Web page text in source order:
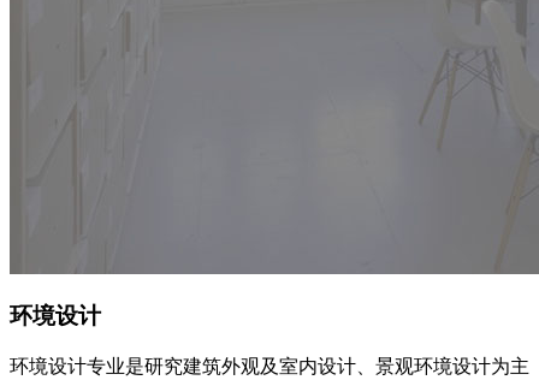
环境设计
环境设计专业是研究建筑外观及室内设计、景观环境设计为主